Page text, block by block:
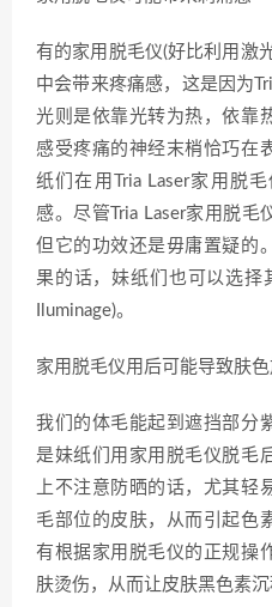
有的家用脱毛仪(好比利用激
中会带来疼痛感，这是因为
光则是依靠光转为热，依靠
感受疼痛的神经末梢恰巧在
纸们在用Tria Laser家用脱
感。尽管Tria Laser家用脱毛
但它的功效还是毋庸置疑的
果的话，妹纸们也可以选择
Iluminage)。
家用脱毛仪用后可能导致肤
我们的体毛能起到遮挡部分
是妹纸们用家用脱毛仪脱毛
上不注意防晒的话，尤其轻
毛部位的皮肤，从而引起色
有根据家用脱毛仪的正规操
肤烫伤，从而让皮肤黑色素沉